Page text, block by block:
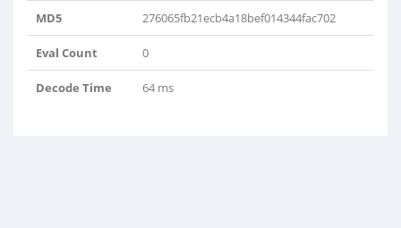
MD5 276065fb21ecb4a18bef014344fac702
Eval Count 0
Decode Time 64 ms